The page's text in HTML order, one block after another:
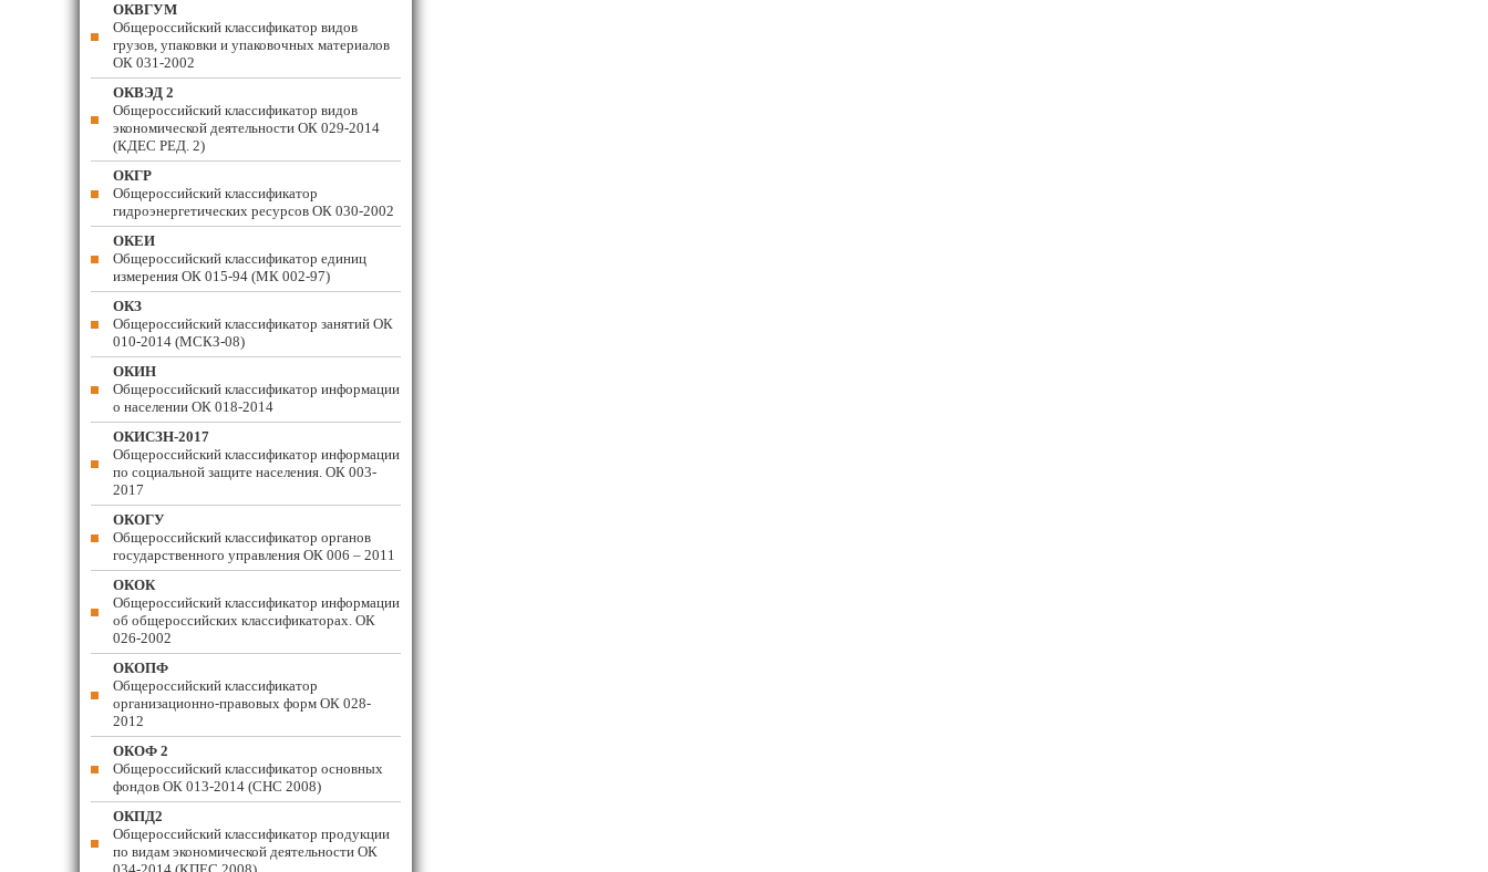
ОКВГУМ
Общероссийский классификатор видов
грузов, упаковки и упаковочных материалов
ОК 031-2002
ОКВЭД 2
Общероссийский классификатор видов
экономической деятельности ОК 029-2014
(КДЕС РЕД. 2)
ОКГР
Общероссийский классификатор
гидроэнергетических ресурсов ОК 030-2002
ОКЕИ
Общероссийский классификатор единиц
измерения ОК 015-94 (МК 002-97)
ОКЗ
Общероссийский классификатор занятий ОК
010-2014 (МСКЗ-08)
ОКИН
Общероссийский классификатор информации
о населении ОК 018-2014
ОКИСЗН-2017
Общероссийский классификатор информации
по социальной защите населения. ОК 003-
2017
ОКОГУ
Общероссийский классификатор органов
государственного управления ОК 006 – 2011
ОКОК
Общероссийский классификатор информации
об общероссийских классификаторах. ОК
026-2002
ОКОПФ
Общероссийский классификатор
организационно-правовых форм ОК 028-
2012
ОКОФ 2
Общероссийский классификатор основных
фондов ОК 013-2014 (СНС 2008)
ОКПД2
Общероссийский классификатор продукции
по видам экономической деятельности ОК